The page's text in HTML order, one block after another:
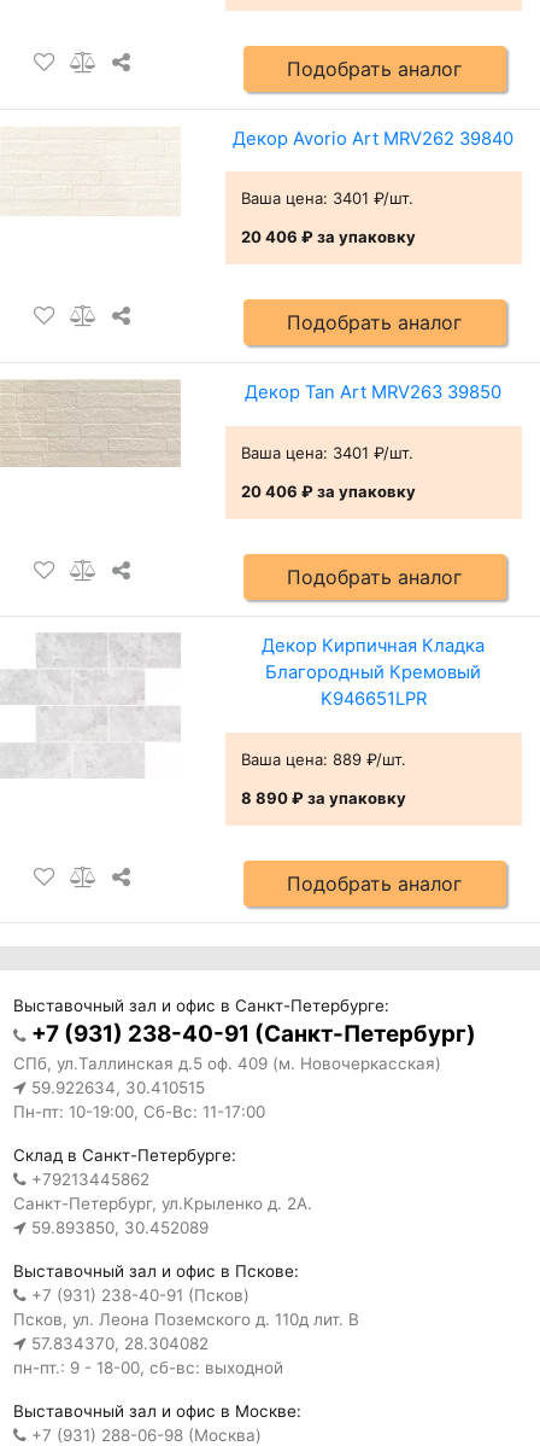
Подобрать аналог
Декор Avorio Art MRV262 39840
Ваша цена: 3401 ₽/шт.
20 406 ₽за упаковку
Подобрать аналог
Декор Tan Art MRV263 39850
Ваша цена: 3401 ₽/шт.
20 406 ₽за упаковку
Подобрать аналог
Декор Кирпичная Кладка
Благородный Кремовый
K946651LPR
Ваша цена: 889 ₽/шт.
8 890 ₽за упаковку
Подобрать аналог
Выставочный зал и офис в Санкт-Петербурге:
+7 (931) 238-40-91 (Санкт-Петербург)
СПб, ул.Таллинская д.5 оф. 409 (м. Новочеркасская)
59.922634, 30.410515
Пн-пт: 10-19:00, Сб-Вс: 11-17:00
Склад в Санкт-Петербурге:
+79213445862
Санкт-Петербург, ул.Крыленко д. 2А.
59.893850, 30.452089
Выставочный зал и офис в Пскове:
+7 (931) 238-40-91 (Псков)
Псков, ул. Леона Поземского д. 110д лит. В
57.834370, 28.304082
пн-пт.: 9 - 18-00, сб-вс: выходной
Выставочный зал и офис в Москве:
+7 (931) 288-06-98 (Москва)